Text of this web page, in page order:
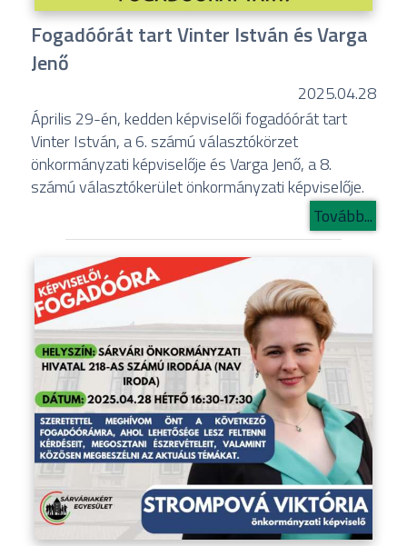
Fogadóórát tart Vinter István és Varga
Jenő
2025.04.28
Április 29-én, kedden képviselői fogadóórát tart
Vinter István, a 6. számú választókörzet
önkormányzati képviselője és Varga Jenő, a 8.
számú választókerület önkormányzati képviselője.
Tovább...